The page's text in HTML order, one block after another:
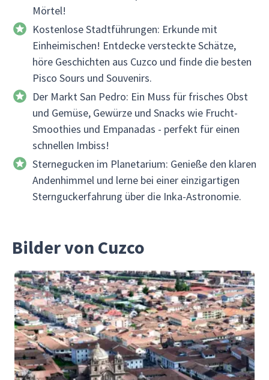
Mörtel!
Kostenlose Stadtführungen: Erkunde mit
Einheimischen! Entdecke versteckte Schätze,
höre Geschichten aus Cuzco und finde die besten
Pisco Sours und Souvenirs.
Der Markt San Pedro: Ein Muss für frisches Obst
und Gemüse, Gewürze und Snacks wie Frucht-
Smoothies und Empanadas - perfekt für einen
schnellen Imbiss!
Sternegucken im Planetarium: Genieße den klaren
Andenhimmel und lerne bei einer einzigartigen
Sternguckerfahrung über die Inka-Astronomie.
Bilder von Cuzco